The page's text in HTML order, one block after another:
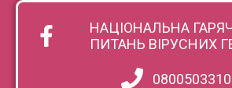
НАЦІОНАЛЬНА
ПИТАНЬ ВІРУСНИХ
0800503310